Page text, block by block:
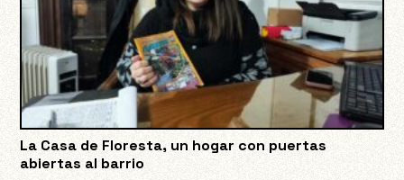
La Casa de Floresta, un hogar con puertas
abiertas al barrio